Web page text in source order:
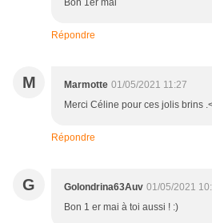
Bon 1er mai
Répondre
M Marmotte 01/05/2021 11:27
Merci Céline pour ces jolis brins
Répondre
G Golondrina63Auv 01/05/2021
Bon 1 er mai à toi aussi ! :)